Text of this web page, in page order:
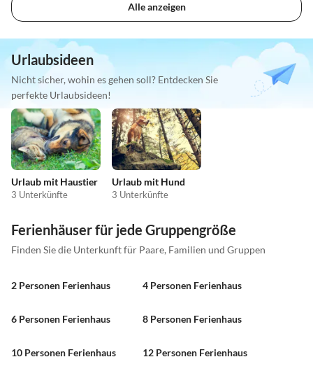
Alle anzeigen
Urlaubsideen
Nicht sicher, wohin es gehen soll? Entdecken Sie
perfekte Urlaubsideen!
Urlaub mit Haustier
3 Unterkünfte
Urlaub mit Hund
3 Unterkünfte
Ferienhäuser für jede Gruppengröße
Finden Sie die Unterkunft für Paare, Familien und Gruppen
2 Personen Ferienhaus 4 Personen Ferienhaus
6 Personen Ferienhaus 8 Personen Ferienhaus
10 Personen Ferienhaus 12 Personen Ferienhaus